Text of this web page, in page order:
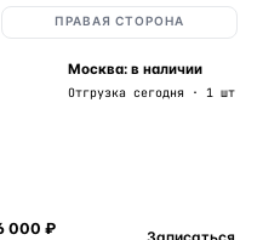
ПРАВАЯ СТОРОНА
Москва: в наличии
Отгрузка сегодня · 1 шт
000 ₽